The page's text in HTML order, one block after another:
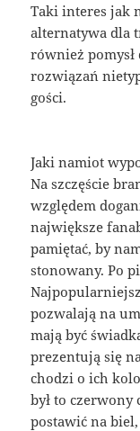
Taki interes jak
alternatywa dla
również
rozwiązań
gości.
Jaki namiot
Na szczęście
względem
największe
pamiętać, by
stonowany. Po
pozwalają na
mają być
prezentują się
chodzi o ich
był to
postawić na